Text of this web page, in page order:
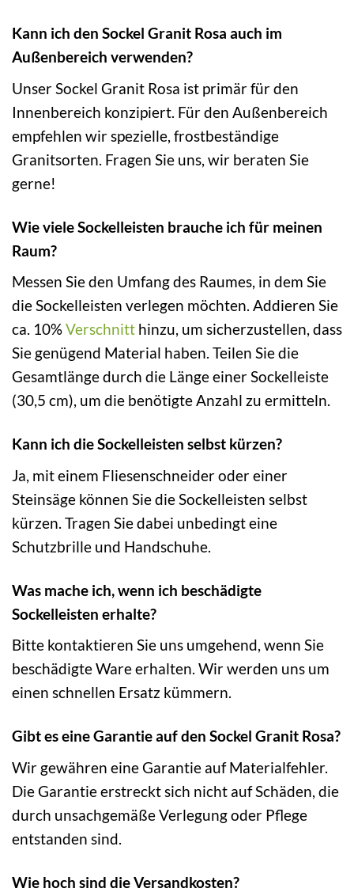
Kann ich den Sockel Granit Rosa auch im
Außenbereich verwenden?
Unser Sockel Granit Rosa ist primär für den
Innenbereich konzipiert. Für den Außenbereich
empfehlen wir spezielle, frostbeständige
Granitsorten. Fragen Sie uns, wir beraten Sie
gerne!
Wie viele Sockelleisten brauche ich für meinen
Raum?
Messen Sie den Umfang des Raumes, in dem Sie
die Sockelleisten verlegen möchten. Addieren Sie
ca. 10%Verschnitt hinzu, um sicherzustellen, dass
Sie genügend Material haben. Teilen Sie die
Gesamtlänge durch die Länge einer Sockelleiste
(30,5 cm), um die benötigte Anzahl zu ermitteln.
Kann ich die Sockelleisten selbst kürzen?
Ja, mit einem Fliesenschneider oder einer
Steinsäge können Sie die Sockelleisten selbst
kürzen. Tragen Sie dabei unbedingt eine
Schutzbrille und Handschuhe.
Was mache ich, wenn ich beschädigte
Sockelleisten erhalte?
Bitte kontaktieren Sie uns umgehend, wenn Sie
beschädigte Ware erhalten. Wir werden uns um
einen schnellen Ersatz kümmern.
Gibt es eine Garantie auf den Sockel Granit Rosa?
Wir gewähren eine Garantie auf Materialfehler.
Die Garantie erstreckt sich nicht auf Schäden, die
durch unsachgemäße Verlegung oder Pflege
entstanden sind.
Wie hoch sind die Versandkosten?